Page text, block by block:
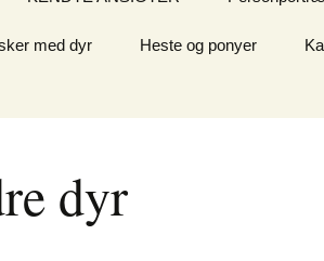
med dyr Heste og ponyer
dyr